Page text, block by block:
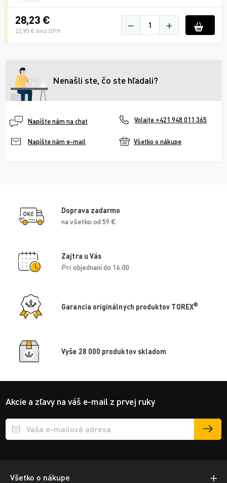
28,23 €
22,95 € bez DPH − +
Nenašli ste, čo ste hľadali?
Napíšte nám na chat Volajte +421 948 011 365
Napíšte nám e-mail Všetko o nákupe
Doprava zadarmo
na všetko od 59 €
Zajtra u Vás
Pri objednaní do 16:00
Garancia originálnych produktov TOREX®
Vyše 28 000 produktov skladom
Akcie a zľavy na váš e-mail z prvej ruky
Přihlášení e-mailu k odběru
Všetko o nákupe